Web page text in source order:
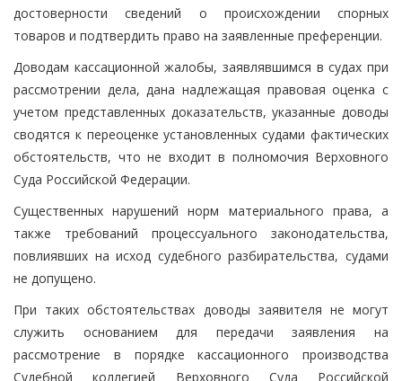
достоверности сведений о происхождении спорных
товаров и подтвердить право на заявленные преференции.
Доводам кассационной жалобы, заявлявшимся в судах при
рассмотрении дела, дана надлежащая правовая оценка с
учетом представленных доказательств, указанные доводы
сводятся к переоценке установленных судами фактических
обстоятельств, что не входит в полномочия Верховного
Суда Российской Федерации.
Существенных нарушений норм материального права, а
также требований процессуального законодательства,
повлиявших на исход судебного разбирательства, судами
не допущено.
При таких обстоятельствах доводы заявителя не могут
служить основанием для передачи заявления на
рассмотрение в порядке кассационного производства
Судебной коллегией Верховного Суда Российской